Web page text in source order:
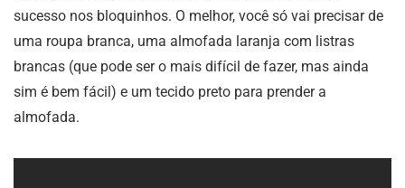
sucesso nos bloquinhos. O melhor, você só vai precisar de
uma roupa branca, uma almofada laranja com listras
brancas (que pode ser o mais difícil de fazer, mas ainda
sim é bem fácil) e um tecido preto para prender a
almofada.